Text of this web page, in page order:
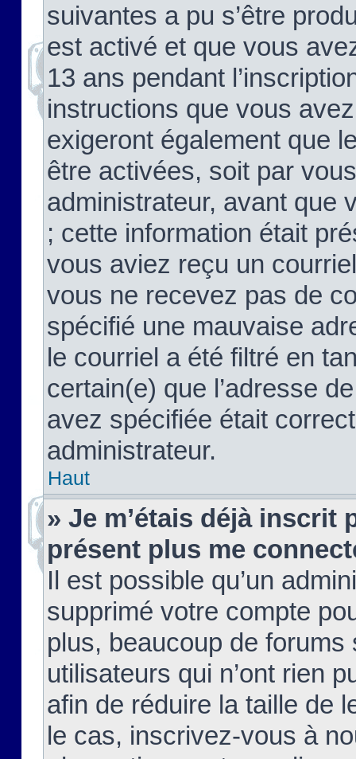
suivantes a pu s’être
est activé et que vous
13 ans pendant
instructions que vous
exigeront également que
être activées, soit par
administrateur, avant que
; cette information était
vous aviez reçu un
vous ne recevez pas de
spécifié une mauvaise
le courriel a été filtré en
certain(e) que l’adresse
avez spécifiée était
administrateur.
Haut
» Je m’étais déjà inscrit
présent plus me
Il est possible qu’un
supprimé votre compte
plus, beaucoup de
utilisateurs qui n’ont rien
afin de réduire la taille de
le cas, inscrivez-vous à